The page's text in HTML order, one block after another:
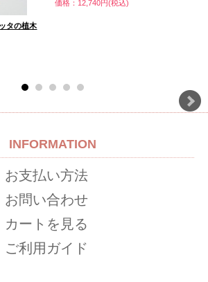
タの植木
価格：12,740円(税込)
INFORMATION
お支払い方法
お問い合わせ
カートを見る
ご利用ガイド